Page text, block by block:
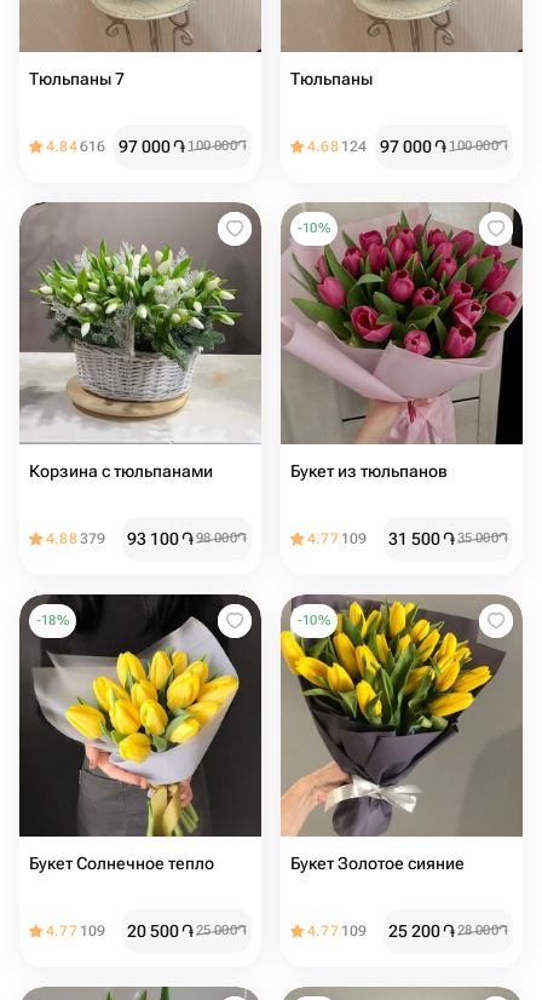
Тюльпаны 7
4.84616 97 000֏ 100 000֏
Тюльпаны
4.68 124 97 000֏ 100 000֏
Корзина с тюльпанами
4.88379 93 100֏98 000֏
-10%
Букет из тюльпанов
4.77 109 31 500֏35 000֏
-18%
Букет Солнечное тепло
4.77 109 20 500֏25 000֏
-10%
Букет Золотое сияние
4.77 109 25 200֏28 000֏